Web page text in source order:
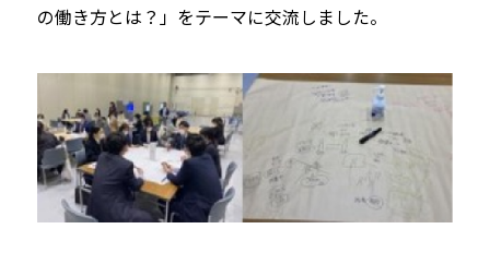
の働き方とは？」をテーマに交流しました。